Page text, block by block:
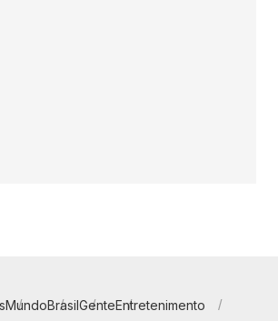
MundoBrasilGenteEntretenimento